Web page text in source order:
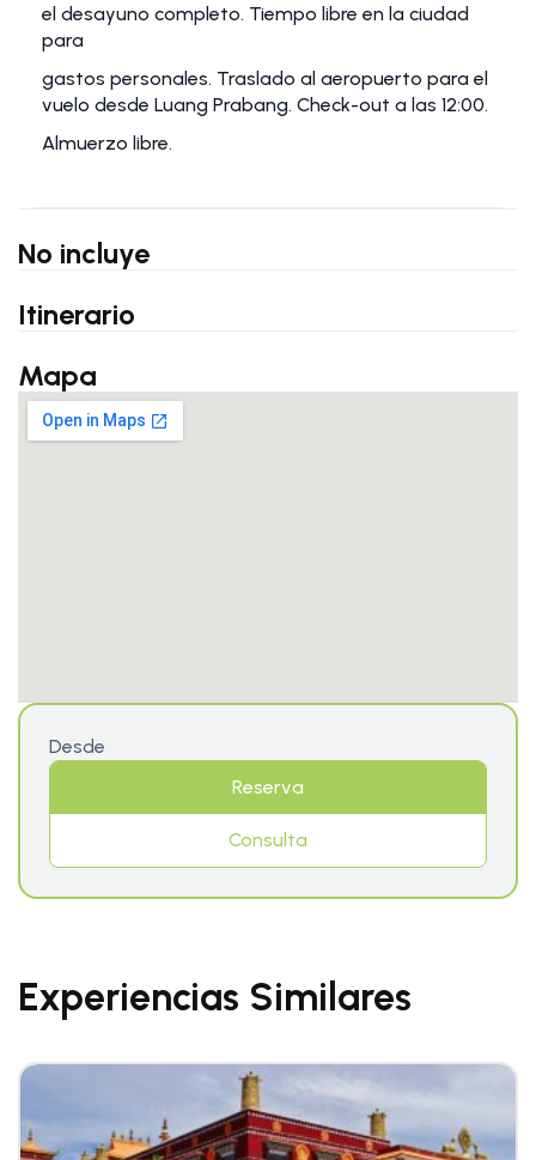
el desayuno completo. Tiempo libre en la ciudad
para
gastos personales. Traslado al aeropuerto para el
vuelo desde Luang Prabang. Check-out a las 12:00.
Almuerzo libre.
No incluye
Itinerario
Mapa
Desde
Reserva
Consulta
Experiencias Similares